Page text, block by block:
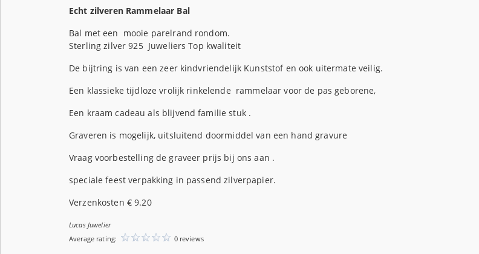
Echt zilveren Rammelaar Bal
Bal met een mooie parelrand rondom.
Sterling zilver 925 Juweliers Top kwaliteit
De bijtring is van een zeer kindvriendelijk Kunststof en ook uitermate veilig.
Een klassieke tijdloze vrolijk rinkelende rammelaar voor de pas geborene,
Een kraam cadeau als blijvend familie stuk .
Graveren is mogelijk, uitsluitend doormiddel van een hand gravure
Vraag voorbestelling de graveer prijs bij ons aan .
speciale feest verpakking in passend zilverpapier.
Verzenkosten € 9.20
Lucas Juwelier
Average rating:
0 reviews